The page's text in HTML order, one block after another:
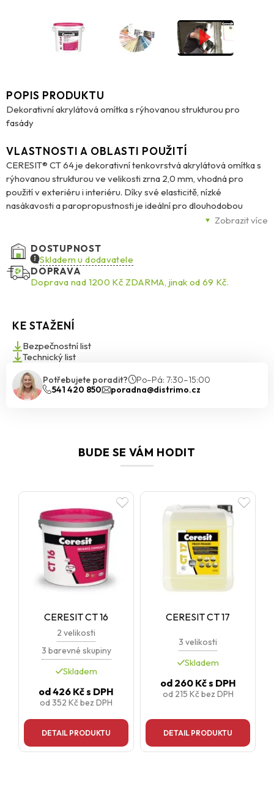
POPIS PRODUKTU
Dekorativní akrylátová omítka s rýhovanou strukturou pro
fasády
Zobrazit více
VLASTNOSTI A OBLASTI POUŽITÍ
CERESIT® CT 64 je dekorativní tenkovrstvá akrylátová omítka s
rýhovanou strukturou ve velikosti zrna 2,0 mm, vhodná pro
použití v exteriéru i interiéru. Díky své elasticitě, nízké
nasákavosti a paropropustnosti je ideální pro dlouhodobou
ochranu a estetickou úpravu fasád i vnitřních ploch. Je odolná
se v celé barevné paletě Ceresit Colours of Nature®. Omítka je
určena pro aplikaci na betonové podklady, tradiční omítky a
vrstvy vyztužené armovací sítí v kontaktních zateplovacích
systémech Ceresit Ceretherm (ETICS) s deskami z EPS. Složení
DOSTUPNOST
Skladem u dodavatele
DOPRAVA
Doprava nad 1200 Kč ZDARMA, jinak od 69 Kč.
KE STAŽENÍ
Bezpečnostní list
Technický list
Potřebujete poradit?
Po–Pá: 7:30–15:00
541 420 850
poradna@distrimo.cz
BUDE SE VÁM HODIT
CERESIT CT 16
2 velikosti
3 barevné skupiny
Skladem
od426 Kčs DPH
od 352 Kčbez DPH
DETAIL PRODUKTU
CERESIT CT 17
3 velikosti
Skladem
od260 Kčs DPH
od 215 Kčbez DPH
DETAIL PRODUKTU